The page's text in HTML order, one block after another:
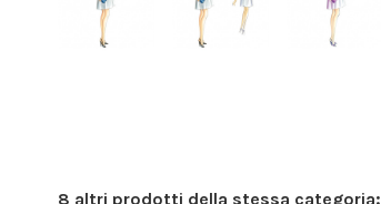
8 altri prodotti della stessa categoria: